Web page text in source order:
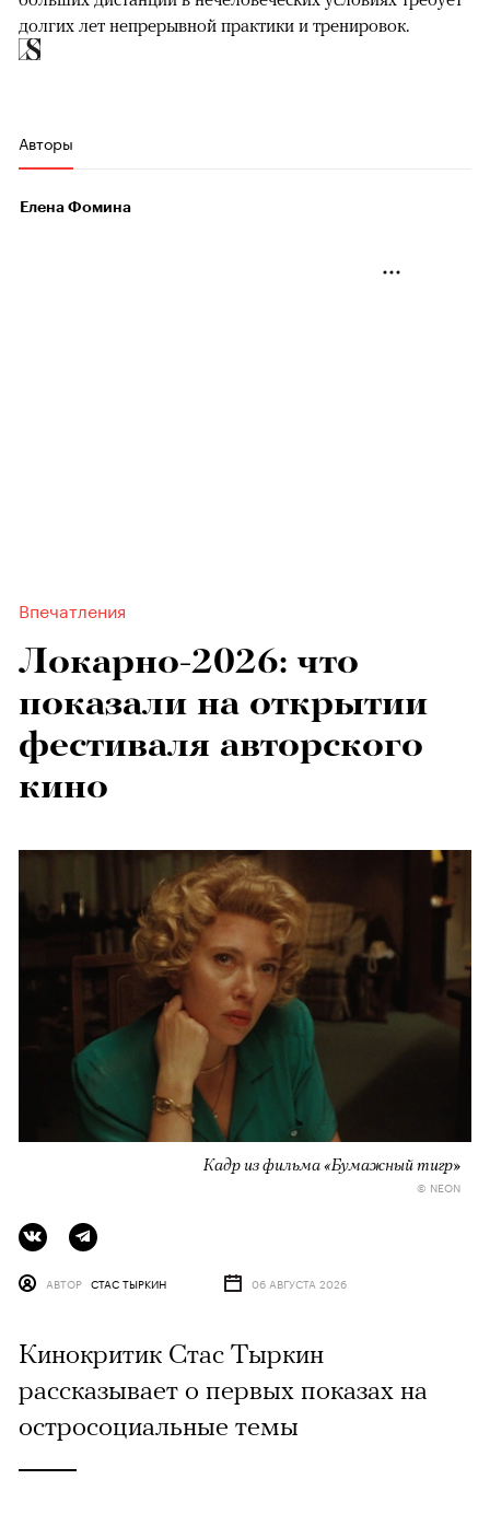
долгих лет непрерывной практики и тренировок.
Авторы
Елена Фомина
Впечатления
Локарно-2026: что
показали на открытии
фестиваля авторского
кино
Кадр из фильма «Бумажный тигр»
© NEON
АВТОР СТАС ТЫРКИН 06 АВГУСТА 2026
Кинокритик Стас Тыркин
рассказывает о первых показах на
остросоциальные темы